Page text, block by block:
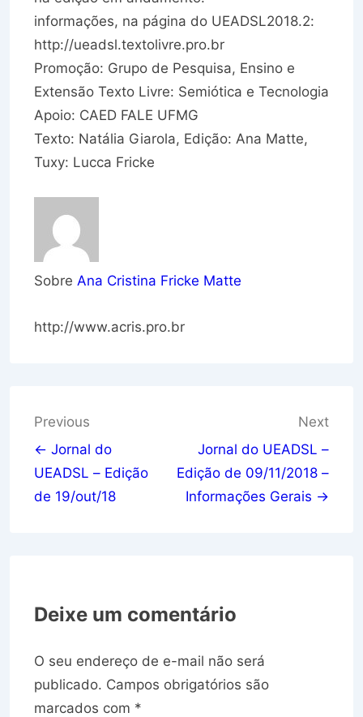
informações, na página do UEADSL2018.2:
http://ueadsl.textolivre.pro.br
Promoção: Grupo de Pesquisa, Ensino e
Extensão Texto Livre: Semiótica e Tecnologia
Apoio: CAED FALE UFMG
Texto: Natália Giarola, Edição: Ana Matte,
Tuxy: Lucca Fricke
Sobre Ana Cristina Fricke Matte
http://www.acris.pro.br
Navegação
de
Post
Previous
← Jornal do
UEADSL – Edição
de 19/out/18
Next
Jornal do UEADSL –
Edição de 09/11/2018 –
Informações Gerais →
Deixe um comentário
O seu endereço de e-mail não será
publicado. Campos obrigatórios são
marcados com *